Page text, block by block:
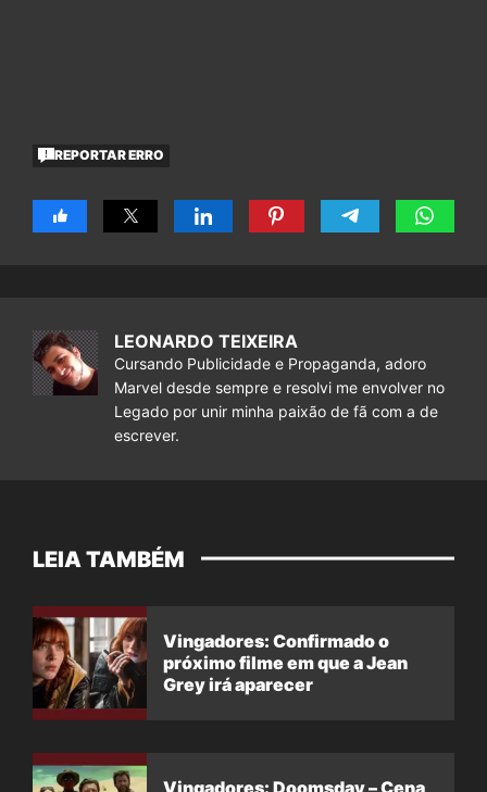
REPORTAR ERRO
LEONARDO TEIXEIRA
Cursando Publicidade e Propaganda, adoro
Marvel desde sempre e resolvi me envolver no
Legado por unir minha paixão de fã com a de
escrever.
LEIA TAMBÉM
Vingadores: Confirmado o
próximo filme em que a Jean
Grey irá aparecer